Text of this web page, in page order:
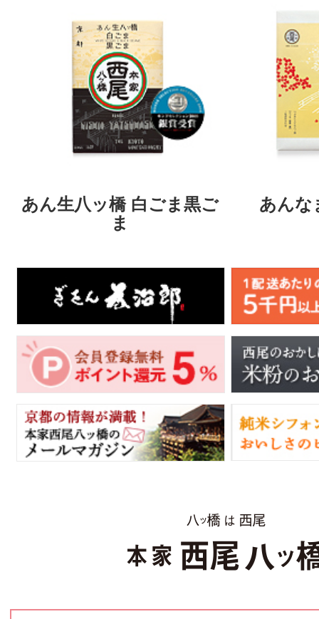
あん生八ッ橋 白ごま黒ご
ま
あんな